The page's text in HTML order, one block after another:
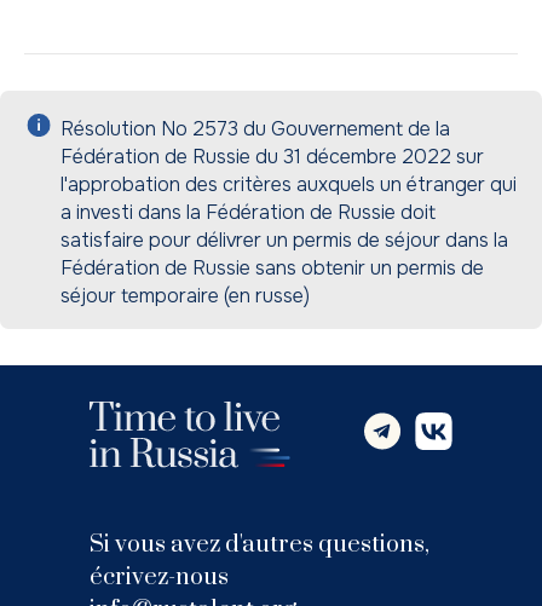
Résolution No 2573 du Gouvernement de la
Fédération de Russie du 31 décembre 2022 sur
l'approbation des critères auxquels un étranger qui
a investi dans la Fédération de Russie doit
satisfaire pour délivrer un permis de séjour dans la
Fédération de Russie sans obtenir un permis de
séjour temporaire (en russe)
Si vous avez d'autres questions,
écrivez-nous